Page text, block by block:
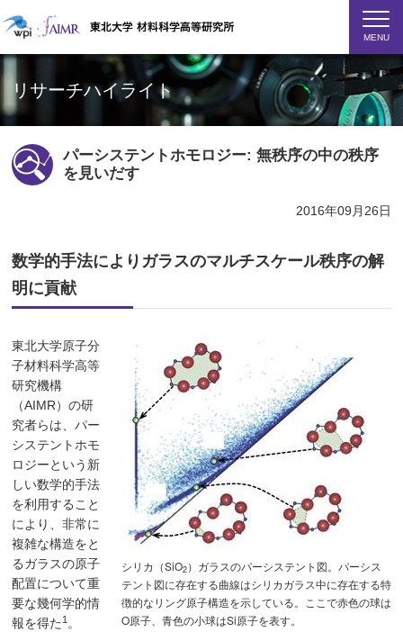
MENU
リサーチハイライト
パーシステントホモロジー: 無秩序の中の秩序
を見いだす
2016年09月26日
数学的手法によりガラスのマルチスケール秩序の解
明に貢献
シリカ（SiO2）ガラスのパーシステント図。パーシス
テント図に存在する曲線はシリカガラス中に存在する特
徴的なリング原子構造を示している。ここで赤色の球は
O原子、青色の小球はSi原子を表す。
東北大学原子分
子材料科学高等
研究機構
（AIMR）の研
究者らは、パー
システントホモ
ロジーという新
しい数学的手法
を利用すること
により、非常に
複雑な構造をと
るガラスの原子
配置について重
要な幾何学的情
報を得た1 。